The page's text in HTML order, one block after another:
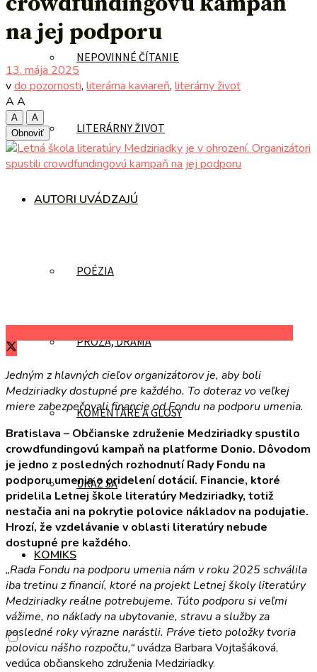
NEPOVINNÉ ČÍTANIE
LITERÁRNY ŽIVOT
AUTORI UVÁDZAJÚ
POÉZIA
PRÓZA, DRÁMA
KOMENTÁRE A GLOSY
UKÁŽ SA
KOMIKS
na jej podporu
13. mája 2025
vdo pozornosti, literárna kaviareň, literárny život
A A
A
A
Obnoviť
Jedným z hlavných cieľov organizátorov je, aby boli
Medziriadky dostupné pre každého. To doteraz vo veľkej
miere zabezpečovali financie od Fondu na podporu umenia.
Bratislava – Občianske združenie Medziriadky spustilo
crowdfundingovú kampaň na platforme Donio. Dôvodom
je jedno z posledných rozhodnutí Rady Fondu na
podporu umenia o pridelení dotácií. Financie, ktoré
pridelila Letnej škole literatúry Medziriadky, totiž
nestačia ani na pokrytie polovice nákladov na podujatie.
Hrozí, že vzdelávanie v oblasti literatúry nebude
dostupné pre každého.
„Rada Fondu na podporu umenia nám v roku 2025 schválila
iba tretinu z financií, ktoré na projekt Letnej školy literatúry
Medziriadky reálne potrebujeme. Túto podporu si veľmi
vážime, no náklady na ubytovanie, stravu a služby za
posledné roky výrazne narástli. Práve tieto položky tvoria
polovicu nášho rozpočtu,“uvádza Barbara Vojtašáková,
vedúca občianskeho združenia Medziriadky.